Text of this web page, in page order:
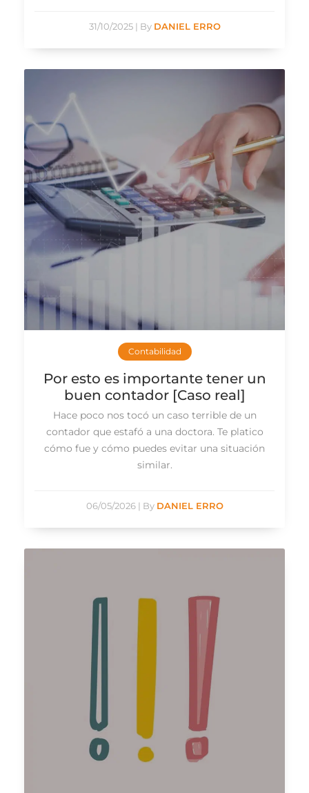
31/10/2025 | By DANIEL ERRO
Contabilidad
Por esto es importante tener un
buen contador [Caso real]
Hace poco nos tocó un caso terrible de un
contador que estafó a una doctora. Te platico
cómo fue y cómo puedes evitar una situación
similar.
06/05/2026 | By DANIEL ERRO